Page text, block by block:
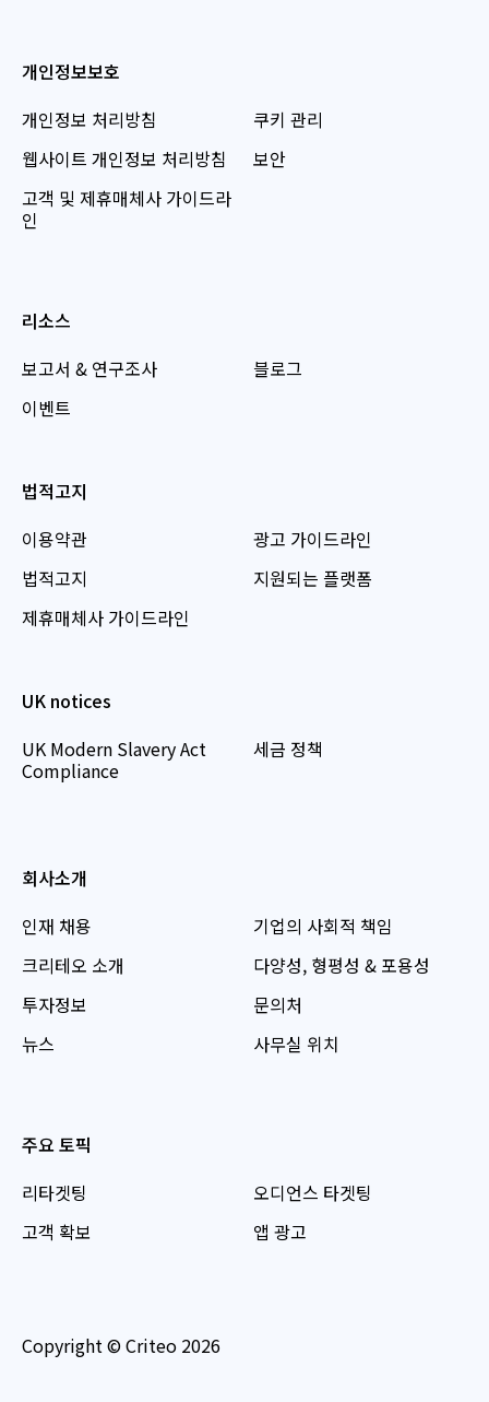
개인정보보호
개인정보 처리방침
웹사이트 개인정보 처리방침
고객 및 제휴매체사 가이드라
인
쿠키 관리
보안
리소스
보고서 & 연구조사
이벤트
블로그
법적고지
이용약관
법적고지
제휴매체사 가이드라인
광고 가이드라인
지원되는 플랫폼
UK notices
UK Modern Slavery Act
Compliance
세금 정책
회사소개
인재 채용
크리테오 소개
투자정보
뉴스
기업의 사회적 책임
다양성, 형평성 & 포용성
문의처
사무실 위치
주요 토픽
리타겟팅
고객 확보
오디언스 타겟팅
앱 광고
Copyright © Criteo 2026